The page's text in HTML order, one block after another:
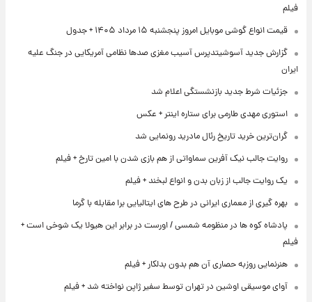
فیلم
قیمت انواع گوشی موبایل امروز پنجشنبه ۱۵ مرداد ۱۴۰۵ + جدول
گزارش جدید آسوشیتدپرس آسیب مغزی صدها نظامی آمریکایی در جنگ علیه
ایران
جزئیات شرط جدید بازنشستگی اعلام شد
استوری مهدی طارمی برای ستاره اینتر + عکس
گران‌ترین خرید تاریخ رئال مادرید رونمایی شد
روایت جالب نیک آفرین سماواتی از هم بازی شدن با امین تارخ + فیلم
یک روایت جالب از زبان بدن و انواع لبخند + فیلم
بهره گیری از معماری ایرانی در طرح های ایتالیایی برا مقابله با گرما
پادشاه کوه ها در منظومه شمسی / اورست در برابر این هیولا یک شوخی است +
فیلم
هنرنمایی روزبه حصاری آن هم بدون بدلکار + فیلم
آوای موسیقی اوشین در تهران توسط سفیر ژاپن نواخته شد + فیلم